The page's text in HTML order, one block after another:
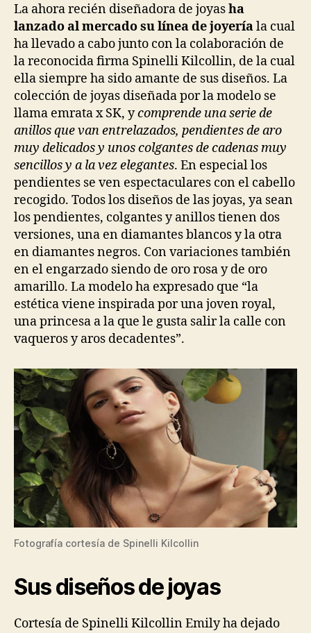
La ahora recién diseñadora de joyasha
lanzado al mercado su línea de joyeríala cual
ha llevado a cabo junto con la colaboración de
la reconocida firma Spinelli Kilcollin, de la cual
ella siempre ha sido amante de sus diseños. La
colección de joyas diseñada por la modelo se
llama emrata x SK, ycomprende una serie de
anillos que van entrelazados, pendientes de aro
muy delicados y unos colgantes de cadenas muy
sencillos y a la vez elegantes. En especial los
pendientes se ven espectaculares con el cabello
recogido. Todos los diseños de las joyas, ya sean
los pendientes, colgantes y anillos tienen dos
versiones, una en diamantes blancos y la otra
en diamantes negros. Con variaciones también
en el engarzado siendo de oro rosa y de oro
amarillo. La modelo ha expresado que “la
estética viene inspirada por una joven royal,
una princesa a la que le gusta salir la calle con
vaqueros y aros decadentes”.
Fotografía cortesía de Spinelli Kilcollin
Sus diseños de joyas
Cortesía de Spinelli Kilcollin Emily ha dejado